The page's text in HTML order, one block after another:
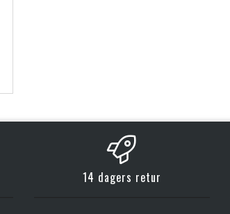
14 dagers retur